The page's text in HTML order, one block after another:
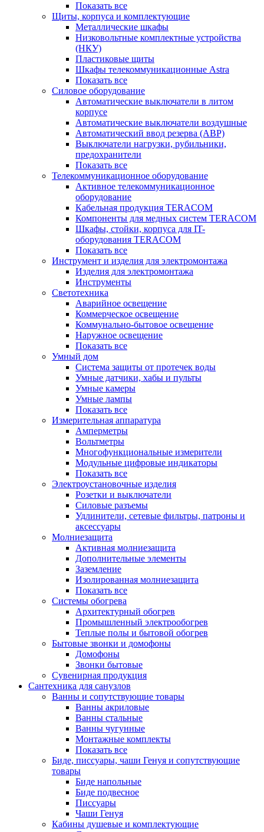
Показать все
Щиты, корпуса и комплектующие
Металлические шкафы
Низковольтные комплектные устройства
(НКУ)
Пластиковые щиты
Шкафы телекоммуникационные Astra
Показать все
Силовое оборудование
Автоматические выключатели в литом
корпусе
Автоматические выключатели воздушные
Автоматический ввод резерва (АВР)
Выключатели нагрузки, рубильники,
предохранители
Показать все
Телекоммуникационное оборудование
Активное телекоммуникационное
оборудование
Кабельная продукция TERACOM
Компоненты для медных систем TERACOM
Шкафы, стойки, корпуса для IT-
оборудования TERACOM
Показать все
Инструмент и изделия для электромонтажа
Изделия для электромонтажа
Инструменты
Светотехника
Аварийное освещение
Коммерческое освещение
Коммунально-бытовое освещение
Наружное освещение
Показать все
Умный дом
Система защиты от протечек воды
Умные датчики, хабы и пульты
Умные камеры
Умные лампы
Показать все
Измерительная аппаратура
Амперметры
Вольтметры
Многофункциональные измерители
Модульные цифровые индикаторы
Показать все
Электроустановочные изделия
Розетки и выключатели
Силовые разъемы
Удлинители, сетевые фильтры, патроны и
аксессуары
Молниезащита
Активная молниезащита
Дополнительные элементы
Заземление
Изолированная молниезащита
Показать все
Системы обогрева
Архитектурный обогрев
Промышленный электрообогрев
Теплые полы и бытовой обогрев
Бытовые звонки и домофоны
Домофоны
Звонки бытовые
Сувенирная продукция
Сантехника для санузлов
Ванны и сопутствующие товары
Ванны акриловые
Ванны стальные
Ванны чугунные
Монтажные комплекты
Показать все
Биде, писсуары, чаши Генуя и сопутствующие
товары
Биде напольные
Биде подвесное
Писсуары
Чаши Генуя
Кабины душевые и комплектующие